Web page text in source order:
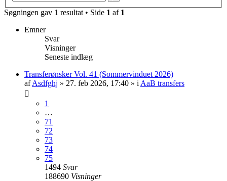
Søgningen gav 1 resultat • Side 1 af 1
Emner
Svar
Visninger
Seneste indlæg
Transferønsker Vol. 41 (Sommervinduet 2026)
afAsdfghj » 27. feb 2026, 17:40 » i AaB transfers
1
…
71
72
73
74
75
1494 Svar
188690 Visninger